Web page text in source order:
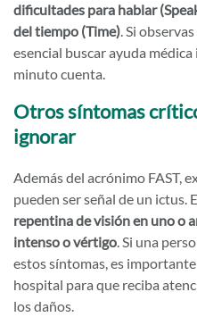
dificultades para hablar
del tiempo (Time). Si
esencial buscar ayuda
minuto cuenta.
Otros síntomas
ignorar
Además del acrónimo FAST,
pueden ser señal de un ictus.
repentina de visión en uno o
intenso o vértigo. Si una
estos síntomas, es
hospital para que reciba
los daños.